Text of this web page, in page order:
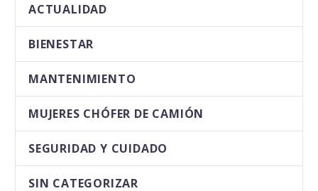
ACTUALIDAD
BIENESTAR
MANTENIMIENTO
MUJERES CHÓFER DE CAMIÓN
SEGURIDAD Y CUIDADO
SIN CATEGORIZAR